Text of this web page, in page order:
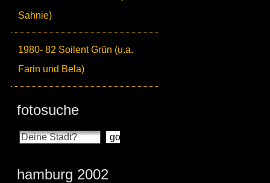
Sahnie)
1980- 82 Soilent Grün (u.a.
Farin und Bela)
fotosuche
hamburg 2002